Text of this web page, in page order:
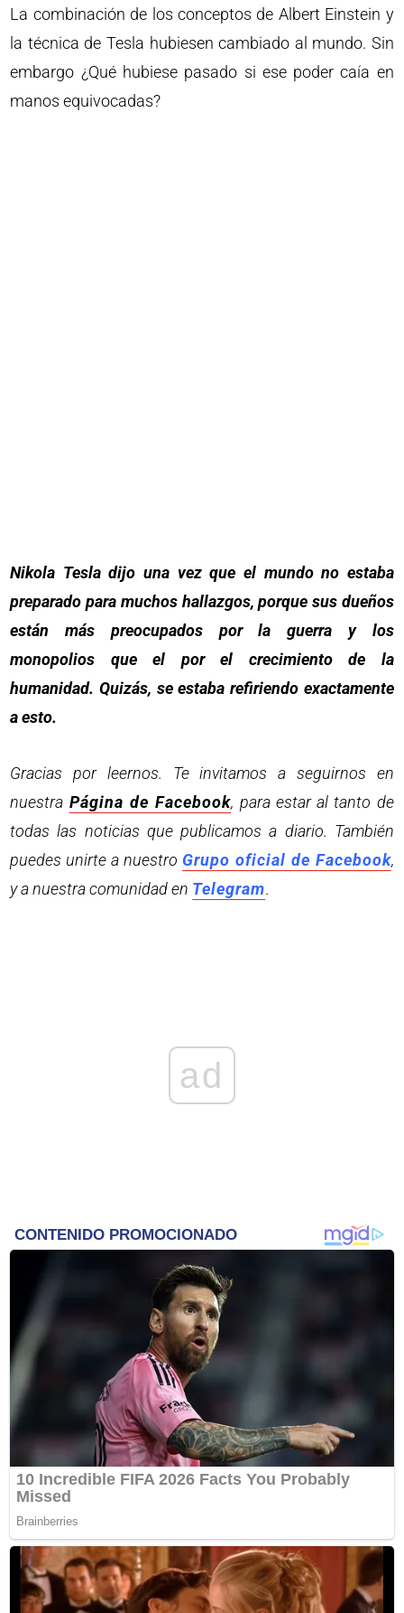
La combinación de los conceptos de Albert Einstein y
la técnica de Tesla hubiesen cambiado al mundo. Sin
embargo ¿Qué hubiese pasado si ese poder caía en
manos equivocadas?
Nikola Tesla dijo una vez que el mundo no estaba
preparado para muchos hallazgos, porque sus dueños
están más preocupados por la guerra y los
monopolios que el por el crecimiento de la
humanidad. Quizás, se estaba refiriendo exactamente
a esto.
Gracias por leernos. Te invitamos a seguirnos en
nuestra Página de Facebook, para estar al tanto de
todas las noticias que publicamos a diario. También
puedes unirte a nuestro Grupo oficial de Facebook,
y a nuestra comunidad en Telegram.
ad